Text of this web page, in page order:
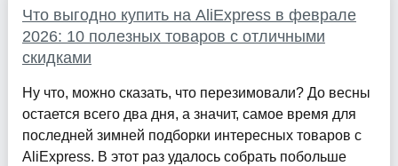
Что выгодно купить на AliExpress в феврале
2026: 10 полезных товаров с отличными
скидками
Ну что, можно сказать, что перезимовали? До весны
остается всего два дня, а значит, самое время для
последней зимней подборки интересных товаров с
AliExpress. В этот раз удалось собрать побольше